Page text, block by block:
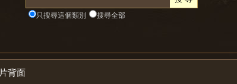
只搜尋這個類別 搜尋全部
背面